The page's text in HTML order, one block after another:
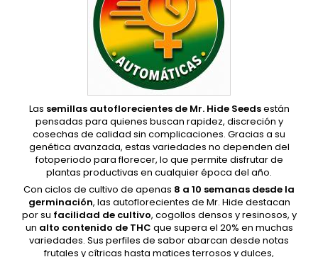
Las semillas autoflorecientes de Mr. Hide Seedsestán
pensadas para quienes buscan rapidez, discreción y
cosechas de calidad sin complicaciones. Gracias a su
genética avanzada, estas variedades no dependen del
fotoperiodo para florecer, lo que permite disfrutar de
plantas productivas en cualquier época del año.
Con ciclos de cultivo de apenas 8 a 10 semanas desde la
germinación, las autoflorecientes de Mr. Hide destacan
por su facilidad de cultivo, cogollos densos y resinosos, y
un alto contenido de THC que supera el 20% en muchas
variedades. Sus perfiles de sabor abarcan desde notas
frutales y cítricas hasta matices terrosos y dulces,